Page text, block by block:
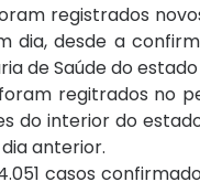
registrados
dia, desde a
de Saúde do
regitrados no
do interior do
anterior.
casos